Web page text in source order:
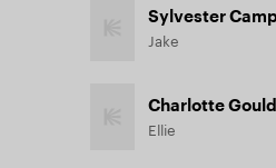
Sylvester
Jake
Charlotte Gould
Ellie